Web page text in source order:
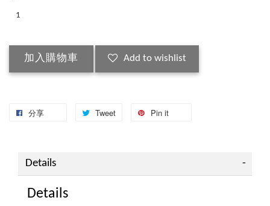
加入購物車 Add to wishlist
分享 Tweet Pin it
Details
Details